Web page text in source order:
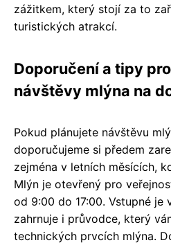
zážitkem, který stojí za to
turistických atrakcí.
Doporučení a tipy
návštěvy mlýna na
Pokud plánujete návštěvu
doporučujeme si předem
zejména v letních měsících,
Mlýn je otevřený pro
od 9:00 do 17:00. Vstupné je
zahrnuje i průvodce, který
technických prvcích mlýna.